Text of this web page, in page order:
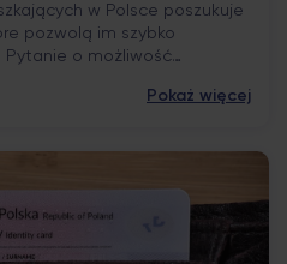
w Polsce poszukuje
pozwolą im szybko
Pytanie o możliwość
ten jest naturalnym
Rola paszportu
Pokaż więcej